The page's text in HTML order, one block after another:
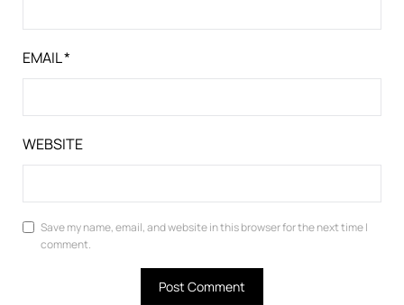
EMAIL*
WEBSITE
Save my name, email, and website in this browser for the next time I
comment.